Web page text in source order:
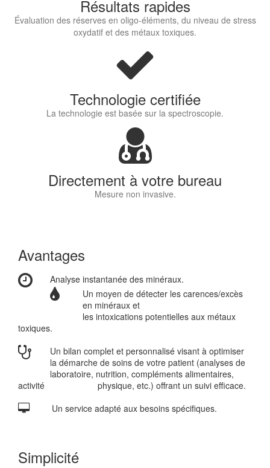
Résultats rapides
Évaluation des réserves en oligo-éléments, du niveau de stress
oxydatif et des métaux toxiques.
Technologie certifiée
La technologie est basée sur la spectroscopie.
Directement à votre bureau
Mesure non invasive.
Avantages
Analyse instantanée des minéraux.
Un moyen de détecter les carences/excès
en minéraux et
les intoxications potentielles aux métaux
toxiques.
Un bilan complet et personnalisé visant à optimiser
la démarche de soins de votre patient (analyses de
laboratoire, nutrition, compléments alimentaires,
activité physique, etc.) offrant un suivi efficace.
Un service adapté aux besoins spécifiques.
Simplicité